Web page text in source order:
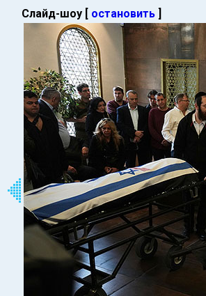
Слайд-шоу [ остановить ]